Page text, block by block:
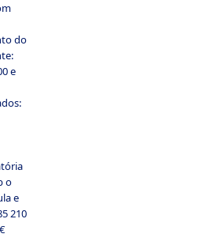
estatísticos
do
e
o
e
210